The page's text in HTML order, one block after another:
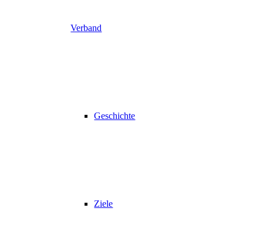
Verband
Geschichte
Ziele